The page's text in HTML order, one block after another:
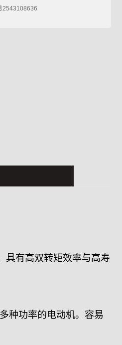
2543108636
具有高双转矩效率与高寿
种功率的电动机。容易